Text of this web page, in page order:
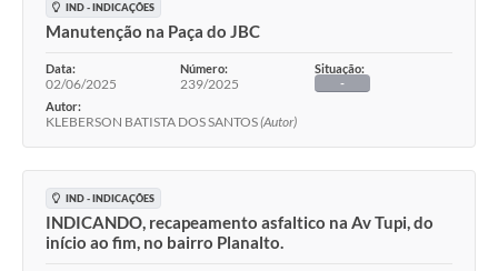
IND - INDICAÇÕES
Manutenção na Paça do JBC
Data:
02/06/2025
Número:
239/2025
Situação:
-
Autor:
KLEBERSON BATISTA DOS SANTOS(Autor)
IND - INDICAÇÕES
INDICANDO, recapeamento asfaltico na Av Tupi, do
início ao fim, no bairro Planalto.